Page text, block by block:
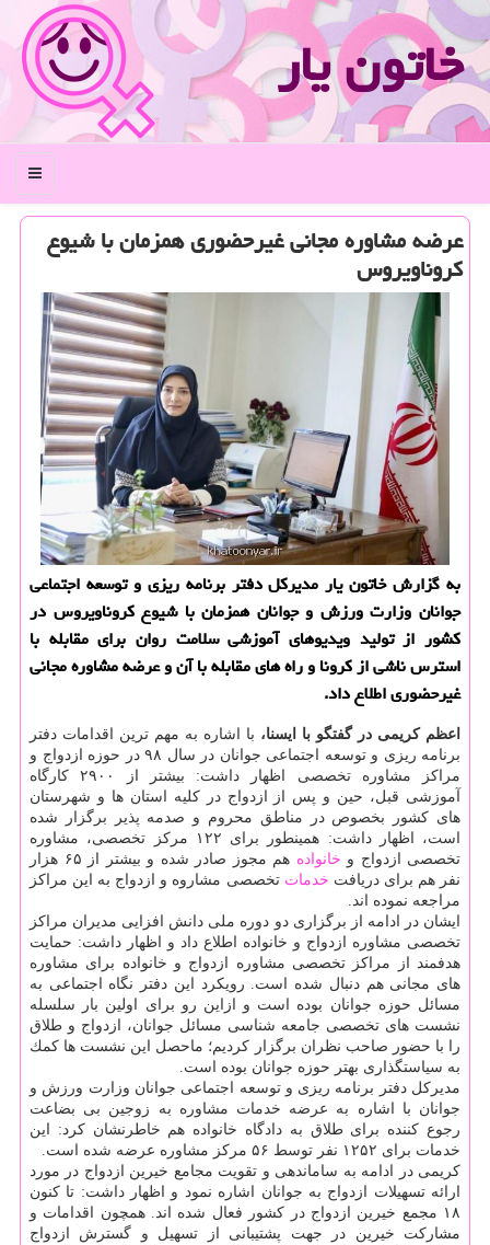
خاتون یار
منو
عرضه مشاوره مجانی غیرحضوری همزمان با شیوع
كروناویروس
به گزارش خاتون یار مدیركل دفتر برنامه ریزی و توسعه اجتماعی
جوانان وزارت ورزش و جوانان همزمان با شیوع كروناویروس در
كشور از تولید ویدیوهای آموزشی سلامت روان برای مقابله با
استرس ناشی از كرونا و راه های مقابله با آن و عرضه مشاوره مجانی
غیرحضوری اطلاع داد.
اعظم كریمی در گفتگو با ایسنا، با اشاره به مهم ترین اقدامات دفتر
برنامه ریزی و توسعه اجتماعی جوانان در سال ۹۸ در حوزه ازدواج و
مراكز مشاوره تخصصی اظهار داشت: بیشتر از ۲۹۰۰ كارگاه
آموزشی قبل، حین و پس از ازدواج در كلیه استان ها و شهرستان
های كشور بخصوص در مناطق محروم و صدمه پذیر برگزار شده
است، اظهار داشت: همینطور برای ۱۲۲ مركز تخصصی، مشاوره
تخصصی ازدواج و خانواده
هم مجوز صادر شده و بیشتر از ۶۵ هزار
نفر هم برای دریافت خدمات تخصصی مشاروه و ازدواج به این مراكز
مراجعه نموده اند.
ایشان در ادامه از برگزاری دو دوره ملی دانش افزایی مدیران مراكز
تخصصی مشاوره ازدواج و خانواده اطلاع داد و اظهار داشت: حمایت
هدفمند از مراكز تخصصی مشاوره ازدواج و خانواده برای مشاوره
های مجانی هم دنبال شده است. رویكرد این دفتر نگاه اجتماعی به
مسائل حوزه جوانان بوده است و ازاین رو برای اولین بار سلسله
نشست های تخصصی جامعه شناسی مسائل جوانان، ازدواج و طلاق
را با حضور صاحب نظران برگزار كردیم؛ ماحصل این نشست ها كمك
به سیاستگذاری بهتر حوزه جوانان بوده است.
مدیركل دفتر برنامه ریزی و توسعه اجتماعی جوانان وزارت ورزش و
جوانان با اشاره به عرضه خدمات مشاوره به زوجین بی بضاعت
رجوع كننده برای طلاق به دادگاه خانواده هم خاطرنشان كرد: این
خدمات برای ۱۲۵۲ نفر توسط ۵۶ مركز مشاوره عرضه شده است.
كریمی در ادامه به ساماندهی و تقویت مجامع خیرین ازدواج در مورد
ارائه تسهیلات ازدواج به جوانان اشاره نمود و اظهار داشت: تا كنون
۱۸ مجمع خیرین ازدواج در كشور فعال شده اند. همچون اقدامات و
مشاركت خیرین در جهت پشتیبانی از تسهیل و گسترش ازدواج